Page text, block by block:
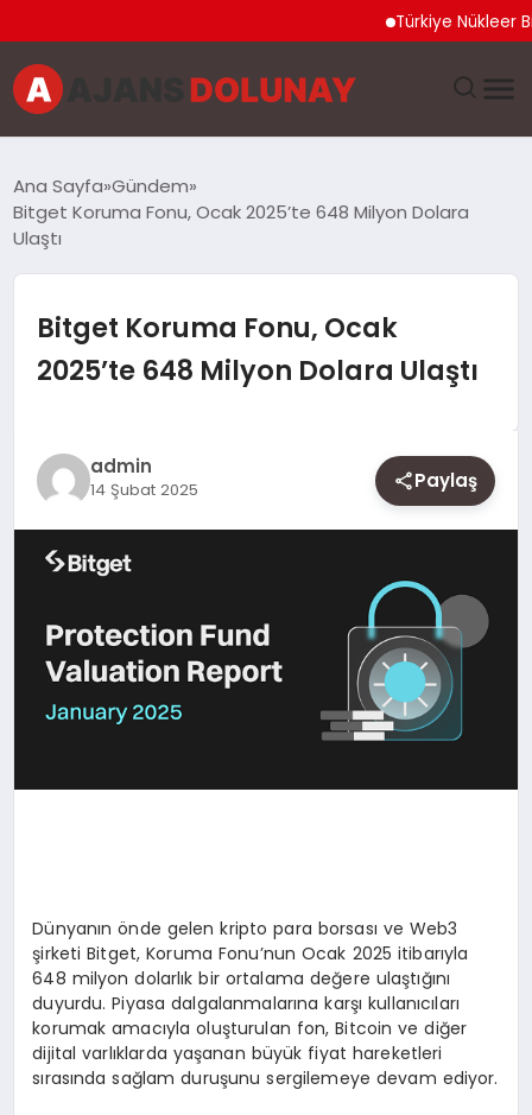
Türkiye Nükleer Bilim
EĞITIM
GENEL
MAGAZIN
SAĞLIK
SPOR
YAŞAM
Ana Sayfa Gündem
Bitget Koruma Fonu, Ocak 2025’te 648 Milyon Dolara
Ulaştı
Bitget Koruma Fonu, Ocak
2025’te 648 Milyon Dolara Ulaştı
admin
14 Şubat 2025 Paylaş
Dünyanın önde gelen kripto para borsası ve Web3
şirketi Bitget, Koruma Fonu’nun Ocak 2025 itibarıyla
648 milyon dolarlık bir ortalama değere ulaştığını
duyurdu. Piyasa dalgalanmalarına karşı kullanıcıları
korumak amacıyla oluşturulan fon, Bitcoin ve diğer
dijital varlıklarda yaşanan büyük fiyat hareketleri
sırasında sağlam duruşunu sergilemeye devam ediyor.